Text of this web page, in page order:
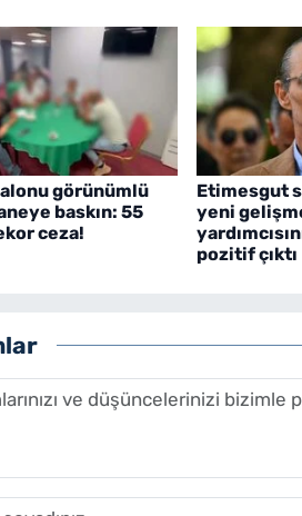
görünümlü
baskın: 55
ceza!
Etimesgut
yeni
pozitif çıktı